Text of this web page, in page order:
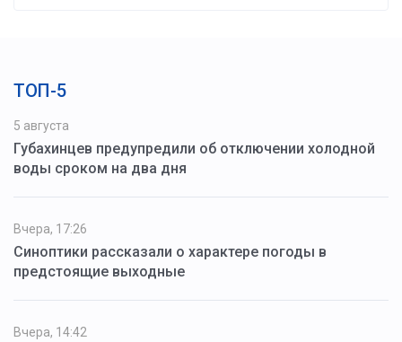
ТОП-5
5 августа
Губахинцев предупредили об отключении холодной
воды сроком на два дня
Вчера, 17:26
Синоптики рассказали о характере погоды в
предстоящие выходные
Вчера, 14:42